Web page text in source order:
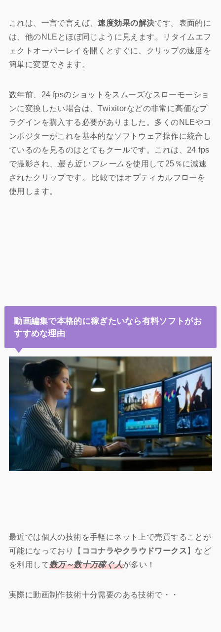
これは、一言で言えば、速度効果の解決です。表面的に
は、他のNLEとほぼ同じように見えます。リ タイムエフ
ェクトオーバーレイを開くとすぐに、クリップの速度を
簡単に変更できます。
数年前、24 fpsのショットをスムーズなスローモーショ
ンに変換したい場合は、Twixitorなどの非常に高価なプ
ラグインを購入する必要がありました。多くのNLEやコ
ンポジターがこれを基本的なソフトウェア操作に統合し
ているのを見るのはとてもクールです。これは、24 fps
で撮影され、 最も近いフレーム を使用して25％に減速
されたクリップです 。
比較ではオプティカルフローを
使用します。
動画編集で本格的に稼ぎたいなら有料ソフトがお
すすめな理由
最近では個人の技術を手軽にネット上で売買することが
可能になっており【 ココナラやクラウドワークス】など
を利用して数万～数十万稼ぐ人が多い！
実際に動画制作技術十分需要のある技術で・・